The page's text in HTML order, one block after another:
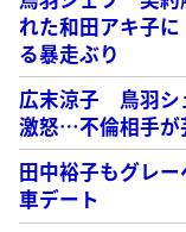
れた和田アキ子
る暴走ぶり
広末涼子 鳥羽シ
激怒…不倫相手が
田中裕子もグレ
車デート